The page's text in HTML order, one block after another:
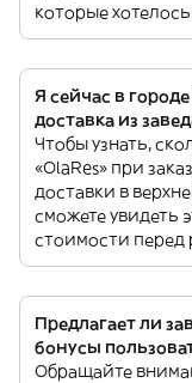
которые
Я сейчас в
доставка из
Чтобы узнать,
«OlaRes» при
доставки в
сможете увидеть
стоимости перед
Предлагает ли
бонусы
Обращайте